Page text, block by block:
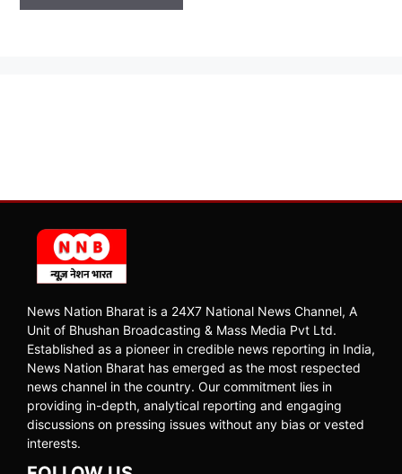
News Nation Bharat is a 24X7 National News Channel, A
Unit of Bhushan Broadcasting & Mass Media Pvt Ltd.
Established as a pioneer in credible news reporting in India,
News Nation Bharat has emerged as the most respected
news channel in the country. Our commitment lies in
providing in-depth, analytical reporting and engaging
discussions on pressing issues without any bias or vested
interests.